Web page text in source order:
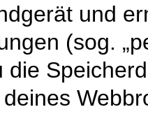
und
(sog.
die